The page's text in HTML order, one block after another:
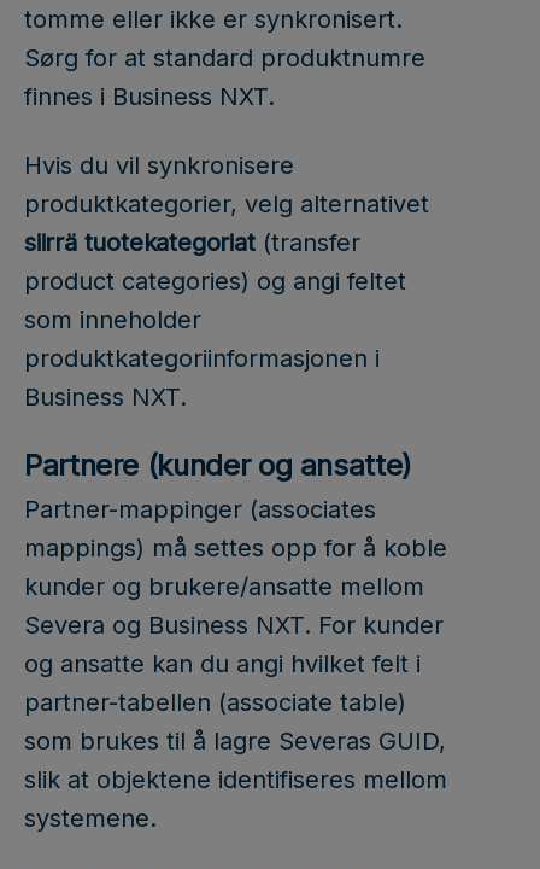
tomme eller ikke er synkronisert.
Sørg for at standard produktnumre
finnes i Business NXT.
Hvis du vil synkronisere
produktkategorier, velg alternativet
siirrä tuotekategoriat(transfer
product categories) og angi feltet
som inneholder
produktkategoriinformasjonen i
Business NXT.
Partnere (kunder og ansatte)
Partner-mappinger (associates
mappings) må settes opp for å koble
kunder og brukere/ansatte mellom
Severa og Business NXT. For kunder
og ansatte kan du angi hvilket felt i
partner-tabellen (associate table)
som brukes til å lagre Severas GUID,
slik at objektene identifiseres mellom
systemene.